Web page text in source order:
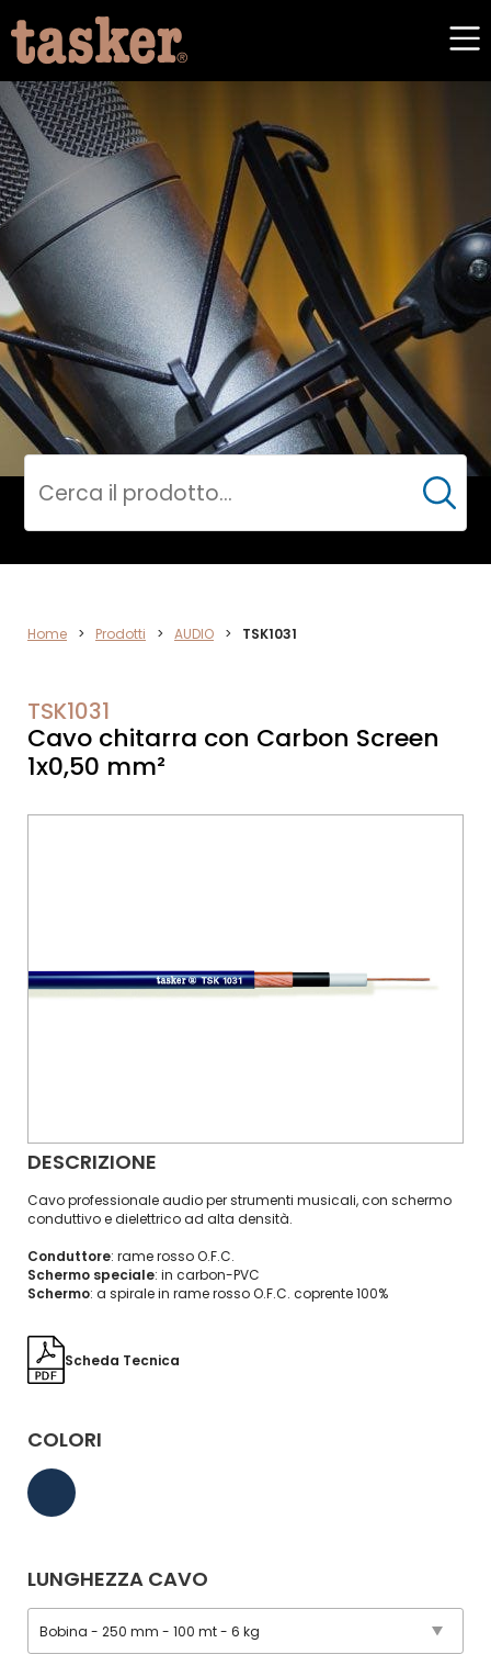
AUDIO
Cerca
Home > Prodotti > AUDIO > TSK1031
TSK1031
Cavo chitarra con Carbon Screen
1x0,50 mm²
DESCRIZIONE
Cavo professionale audio per strumenti musicali, con schermo
conduttivo e dielettrico ad alta densità.
Conduttore: rame rosso O.F.C.
Schermo speciale: in carbon-PVC
Schermo: a spirale in rame rosso O.F.C. coprente 100%
Scheda Tecnica
COLORI
LUNGHEZZA CAVO